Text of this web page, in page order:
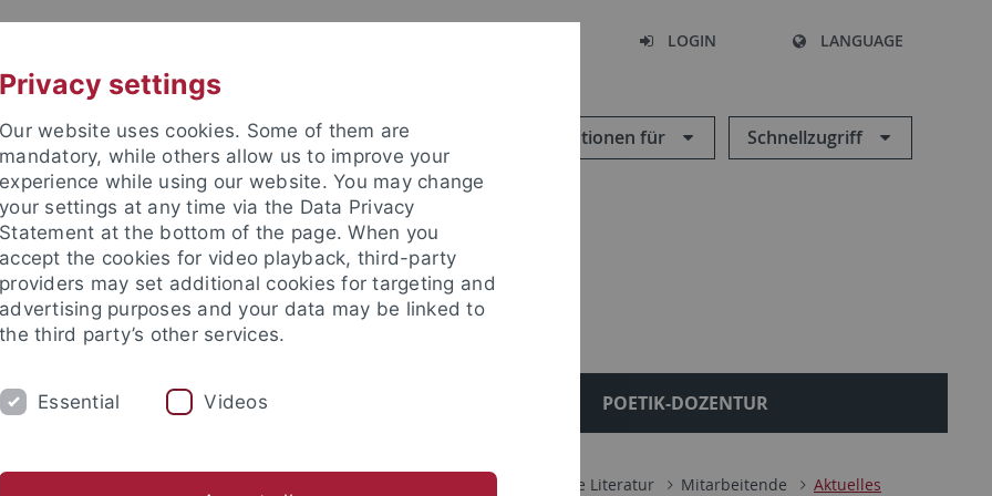
LOGIN LANGUAGE
Informationen für Schnellzugriff
FORSCHUNG LEHRE POETIK-DOZENTUR
Fakultät Neuere deutsche Literatur Mitarbeitende Aktuelles
Privacy settings
Our website uses cookies. Some of them are
mandatory, while others allow us to improve your
experience while using our website. You may change
your settings at any time via the Data Privacy
Statement at the bottom of the page. When you
accept the cookies for video playback, third-party
providers may set additional cookies for targeting and
advertising purposes and your data may be linked to
the third party’s other services.
Essential Videos